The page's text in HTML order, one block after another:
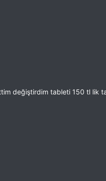
değiştirdim tableti 150 tl lik